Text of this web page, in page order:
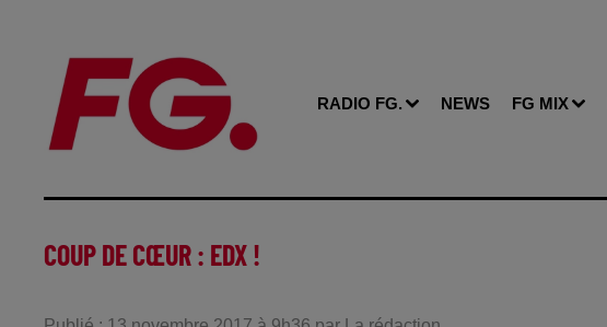
RADIO FG. NEWS FG MIX
COUP DE CŒUR : EDX !